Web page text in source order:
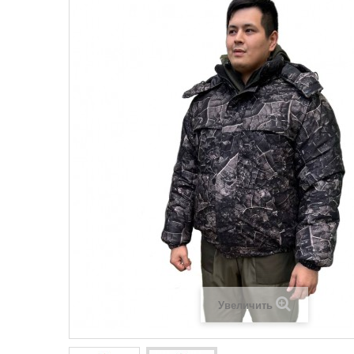
Увеличить